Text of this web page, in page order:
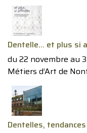
Dentelle… et plus si
du 22 novembre au
Métiers d’Art de
Dentelles,